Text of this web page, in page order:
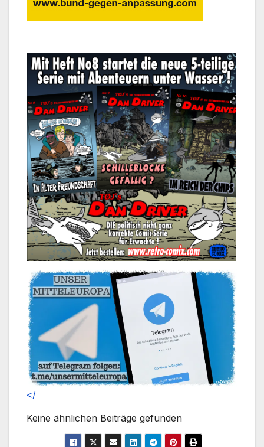
</
Keine ähnlichen Beiträge gefunden